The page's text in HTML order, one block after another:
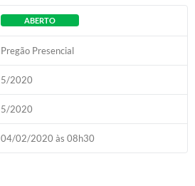
ABERTO
Pregão Presencial
5/2020
5/2020
04/02/2020 às 08h30